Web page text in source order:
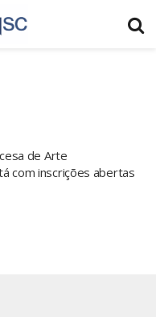
de Arte
com inscrições abertas